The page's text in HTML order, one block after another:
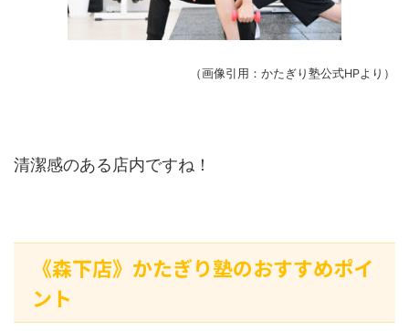
（画像引用：かたぎり塾公式HPより）
清潔感のある店内ですね！
《森下店》かたぎり塾のおすすめポイ
ント